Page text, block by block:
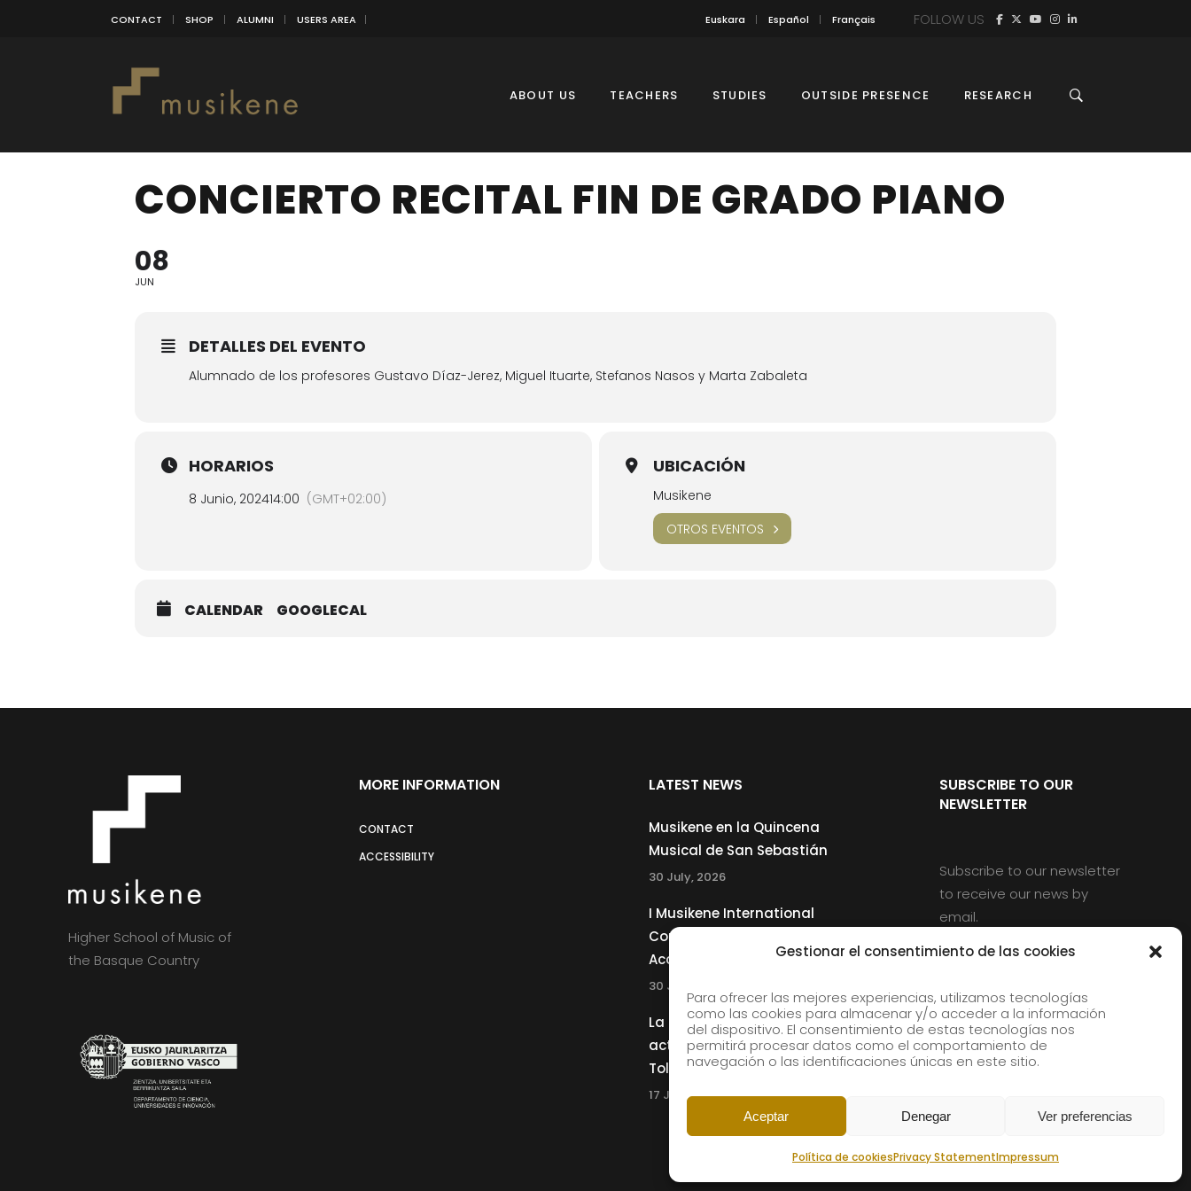
Gestionar el consentimiento de las cookies
Para ofrecer las mejores experiencias, utilizamos tecnologías
como las cookies para almacenar y/o acceder a la información
del dispositivo. El consentimiento de estas tecnologías nos
permitirá procesar datos como el comportamiento de
navegación o las identificaciones únicas en este sitio.
Aceptar Denegar Ver preferencias
Política de cookiesPrivacy StatementImpressum
CONTACT SHOP ALUMNI USERS AREA Euskara Español Français FOLLOW US
ABOUT US TEACHERS STUDIES OUTSIDE PRESENCE RESEARCH
CONCIERTO RECITAL FIN DE GRADO PIANO
08
JUN
DETALLES DEL EVENTO
Alumnado de los profesores Gustavo Díaz-Jerez, Miguel Ituarte, Stefanos Nasos y Marta Zabaleta
HORARIOS
8 Junio, 202414:00 (GMT+02:00)
UBICACIÓN
Musikene
OTROS EVENTOS
CALENDAR GOOGLECAL
Higher School of Music of
the Basque Country
MORE INFORMATION
CONTACT
ACCESSIBILITY
LATEST NEWS
Musikene en la Quincena
Musical de San Sebastián
30 July, 2026
I Musikene International
Competition for Young
Accordionists
30 July, 2026
La Musikene Big Band
actuará junto a Charles
Tolliver en el 61 Jazzaldia
17 July, 2026
SUBSCRIBE TO OUR
NEWSLETTER
Subscribe to our newsletter
to receive our news by
email.